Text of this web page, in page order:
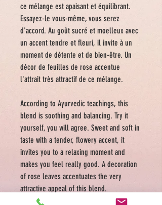
ce mélange est apaisant et équilibrant.
Essayez-le vous-même, vous serez
d'accord. Au goût sucré et moelleux avec
un accent tendre et fleuri, il invite à un
moment de détente et de bien-être. Un
décor de feuilles de rose accentue
l'attrait très attractif de ce mélange.
According to Ayurvedic teachings, this
blend is soothing and balancing. Try it
yourself, you will agree. Sweet and soft in
taste with a tender, flowery accent, it
invites you to a relaxing moment and
makes you feel really good. A decoration
of rose leaves accentuates the very
attractive appeal of this blend.